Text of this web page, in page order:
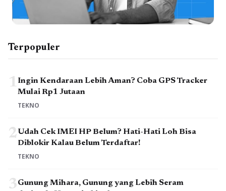
Terpopuler
1Ingin Kendaraan Lebih Aman? Coba GPS Tracker
Mulai Rp1 Jutaan
TEKNO
2Udah Cek IMEI HP Belum? Hati-Hati Loh Bisa
Diblokir Kalau Belum Terdaftar!
TEKNO
3Gunung Mihara, Gunung yang Lebih Seram